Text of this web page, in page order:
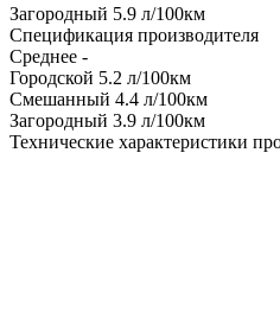
Загородный 5.9 л/100км
Спецификация производителя
Среднее -
Городской 5.2 л/100км
Смешанный 4.4 л/100км
Загородный 3.9 л/100км
Технические характеристики